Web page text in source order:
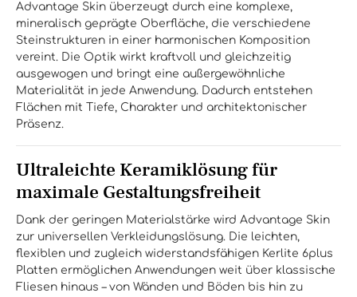
Advantage Skin überzeugt durch eine komplexe,
mineralisch geprägte Oberfläche, die verschiedene
Steinstrukturen in einer harmonischen Komposition
vereint. Die Optik wirkt kraftvoll und gleichzeitig
ausgewogen und bringt eine außergewöhnliche
Materialität in jede Anwendung. Dadurch entstehen
Flächen mit Tiefe, Charakter und architektonischer
Präsenz.
Ultraleichte Keramiklösung für
maximale Gestaltungsfreiheit
Dank der geringen Materialstärke wird Advantage Skin
zur universellen Verkleidungslösung. Die leichten,
flexiblen und zugleich widerstandsfähigen Kerlite 6plus
Platten ermöglichen Anwendungen weit über klassische
Fliesen hinaus – von Wänden und Böden bis hin zu